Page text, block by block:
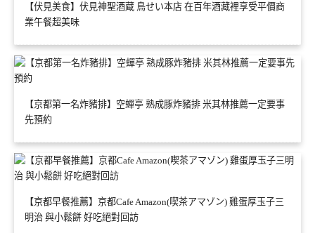
【伏見美食】伏見神聖酒蔵 鳥せい本店 在百年酒藏裡享受平價商
業午餐超美味
【京都第一名炸豬排】空蟬亭 熟成豚炸豬排 米其林推薦一定要事
先預約
【京都早餐推薦】京都Cafe Amazon(喫茶アマゾン) 雞蛋厚玉子三
明治 與小鬆餅 好吃絕對回訪